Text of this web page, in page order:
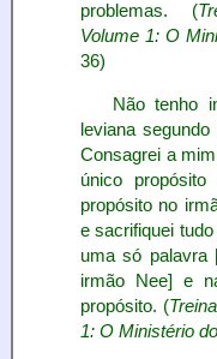
problemas. (
Volume 1: O
36)
Não tenho
leviana
Consagrei a
único
propósito no
e sacrifiquei
uma só palavra
irmão Nee] e
propósito. (
1: O Ministério